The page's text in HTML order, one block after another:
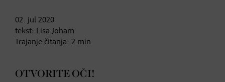
02. jul 2020
tekst: Lisa Joham
Trajanje čitanja: 2 min
OTVORITE OČI!